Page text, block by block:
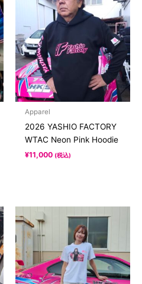
Apparel
2026 YASHIO FACTORY
WTAC Neon Pink Hoodie
¥11,000 (税込)